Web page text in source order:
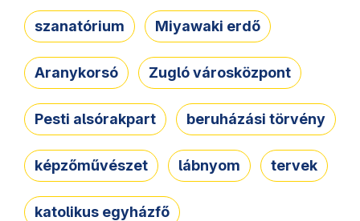
szanatórium Miyawaki erdő
Aranykorsó Zugló városközpont
Pesti alsórakpart beruházási törvény
képzőművészet lábnyom tervek
katolikus egyházfő